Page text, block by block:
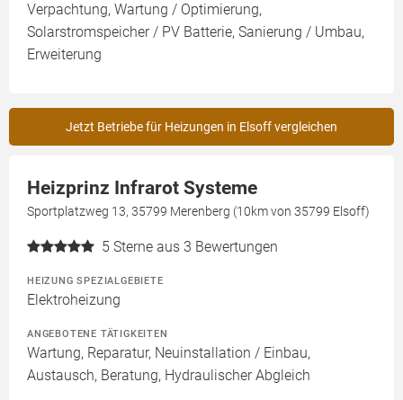
Verpachtung, Wartung / Optimierung,
Solarstromspeicher / PV Batterie, Sanierung / Umbau,
Erweiterung
Jetzt Betriebe für Heizungen in Elsoff vergleichen
Heizprinz Infrarot Systeme
Sportplatzweg 13, 35799 Merenberg (10km von 35799 Elsoff)
5 Sterne aus 3 Bewertungen
HEIZUNG SPEZIALGEBIETE
Elektroheizung
ANGEBOTENE TÄTIGKEITEN
Wartung, Reparatur, Neuinstallation / Einbau,
Austausch, Beratung, Hydraulischer Abgleich